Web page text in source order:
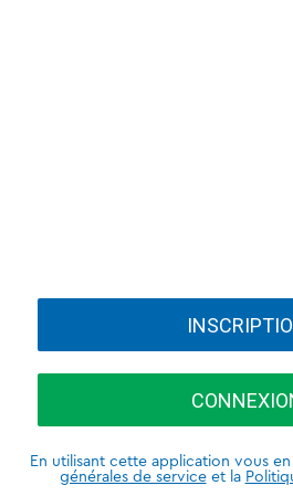
En utilisant cette application vous
générales de serviceet la